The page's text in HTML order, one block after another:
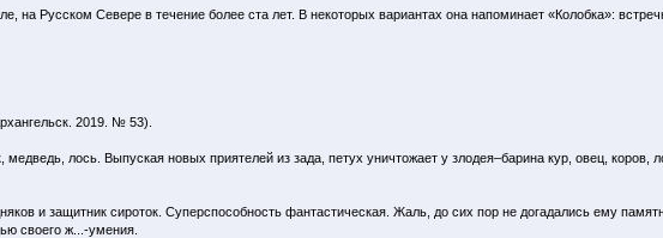
на Русском Севере в течение более ста лет. В некоторых вариантах она напоминает «Колобка»:
2019. № 53).
лось. Выпуская новых приятелей из зада, петух уничтожает у злодея–барина кур, овец, коров,
и защитник сироток. Суперспособность фантастическая. Жаль, до сих пор не догадались ему
своего ж...-умения.